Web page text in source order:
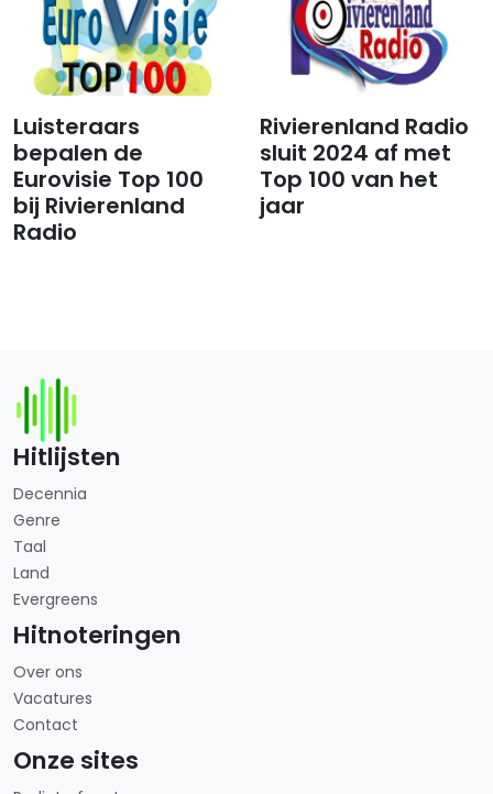
Luisteraars
bepalen de
Eurovisie Top 100
bij Rivierenland
Radio
Rivierenland Radio
sluit 2024 af met
Top 100 van het
jaar
Hitlijsten
Decennia
Genre
Taal
Land
Evergreens
Hitnoteringen
Over ons
Vacatures
Contact
Onze sites